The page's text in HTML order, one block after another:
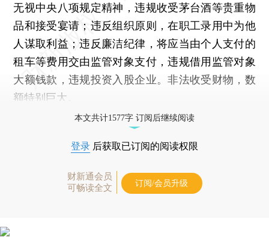
无视中央八项规定精神，违规收受茅台酒等贵重物
品和接受宴请；违反组织原则，在职工录用中为他
人谋取利益；违反廉洁纪律，将应当由个人支付的
租车等费用交由监管对象支付，违规借用监管对象
大额钱款，违规投资入股企业。非法收受财物，数
额特别巨大。
本文共计1577字 订阅后继续阅读
登录 后获取已订阅的阅读权限
财新通会员
可畅读全文
订阅/会员升级